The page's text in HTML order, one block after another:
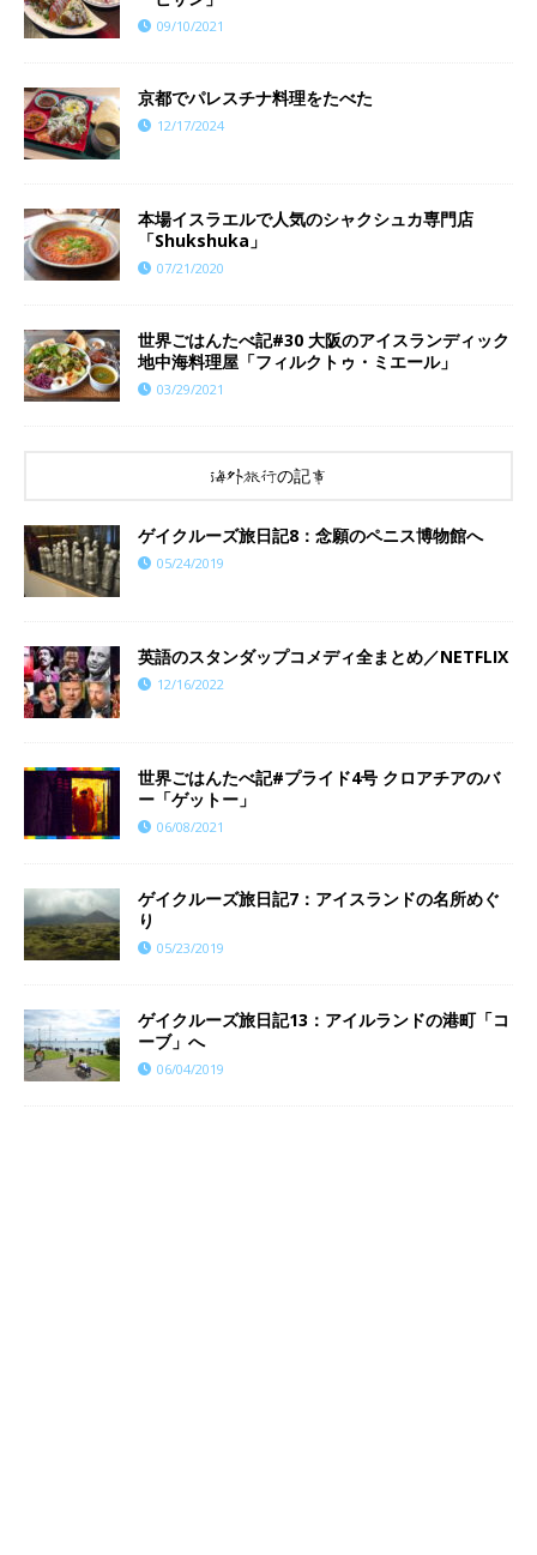
09/10/2021
京都でパレスチナ料理をたべた
12/17/2024
本場イスラエルで人気のシャクシュカ専門店
「Shukshuka」
07/21/2020
世界ごはんたべ記#30 大阪のアイスランディック
地中海料理屋「フィルクトゥ・ミエール」
03/29/2021
海外旅行の記事
ゲイクルーズ旅日記8：念願のペニス博物館へ
05/24/2019
英語のスタンダップコメディ全まとめ／NETFLIX
12/16/2022
世界ごはんたべ記#プライド4号 クロアチアのバ
ー「ゲットー」
06/08/2021
ゲイクルーズ旅日記7：アイスランドの名所めぐ
り
05/23/2019
ゲイクルーズ旅日記13：アイルランドの港町「コ
ーブ」へ
06/04/2019